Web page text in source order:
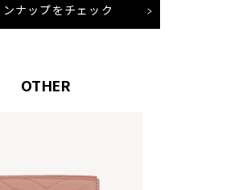
ンナップをチェック
OTHER